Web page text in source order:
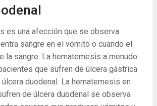
es una afección que se observa
sangre en el vómito o cuando el
la sangre. La hematemesis a menudo
que sufren de úlcera gástrica
úlcera duodenal. La hematemesis en
de úlcera duodenal se observa